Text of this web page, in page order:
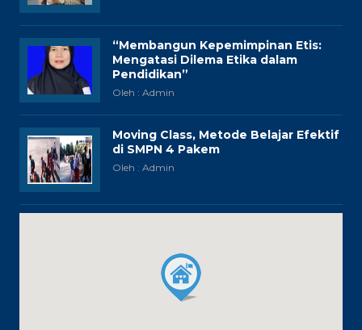
“Membangun Kepemimpinan Etis:
Mengatasi Dilema Etika dalam
Pendidikan”
Oleh : Admin
Moving Class, Metode Belajar Efektif
di SMPN 4 Pakem
Oleh : Admin